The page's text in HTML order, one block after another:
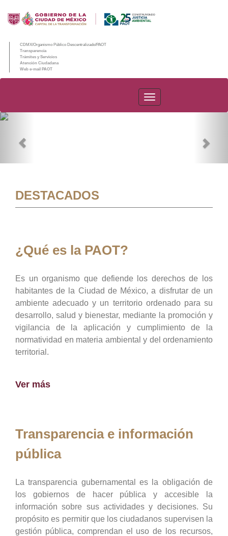
CDMX/Organismo Público Descentralizado/PAOT
Transparencia
Trámites y Servicios
Atención Ciudadana
Web e-mail PAOT
PAOT
DESTACADOS
¿Qué es la PAOT?
Es un organismo que defiende los derechos de los
habitantes de la Ciudad de México, a disfrutar de un
ambiente adecuado y un territorio ordenado para su
desarrollo, salud y bienestar, mediante la promoción y
vigilancia de la aplicación y cumplimiento de la
normatividad en materia ambiental y del ordenamiento
territorial.
Ver más
Transparencia e información
pública
La transparencia gubernamental es la obligación de
los gobiernos de hacer pública y accesible la
información sobre sus actividades y decisiones. Su
propósito es permitir que los ciudadanos supervisen la
gestión pública, comprendan el uso de los recursos,